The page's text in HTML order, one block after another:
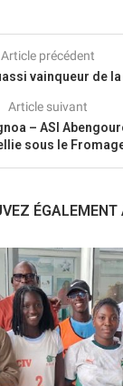
Article précédent
vainqueur de
Article suivant
– ASI
sous le
ÉGALEMENT